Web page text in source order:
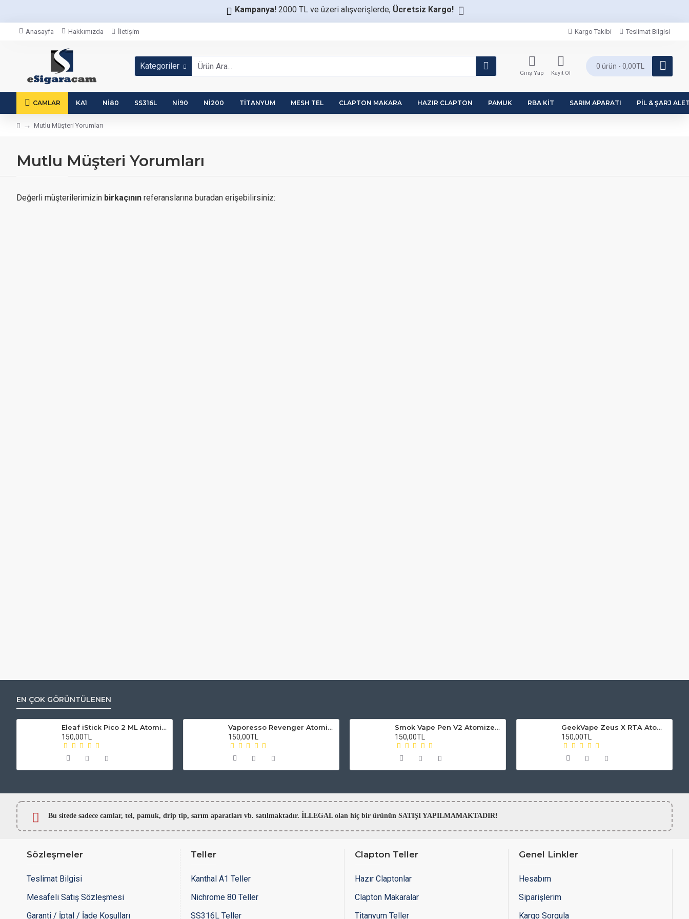
Kampanya! 2000 TL ve üzeri alışverişlerde, Ücretsiz Kargo!
Anasayfa Hakkımızda İletişim Kargo Takibi Teslimat Bilgisi
Kategoriler
Giriş Yap Kayıt Ol
0 ürün - 0,00TL
CAMLAR KA1 NI80 SS316L NI90 NI200 TITANYUM MESH TEL CLAPTON MAKARA HAZIR CLAPTON PAMUK RBA KIT SARIM APARATI PIL & ŞARJ
Mutlu Müşteri Yorumları
Mutlu Müşteri Yorumları
Değerli müşterilerimizin birkaçının referanslarına buradan erişebilirsiniz:
EN ÇOK GÖRÜNTÜLENEN
Eleaf iStick Pico 2 ML Atomizer Camı
150,00TL
Vaporesso Revenger Atomizer Camı
150,00TL
Smok Vape Pen V2 Atomizer Camı
150,00TL
GeekVape Zeus X RTA Atomizer Camı
150,00TL
Bu sitede sadece camlar, tel, pamuk, drip tip, sarım aparatları vb. satılmaktadır. İLLEGAL olan hiç bir ürünün SATIŞI YAPILMAMAKTADIR!
Sözleşmeler
Teslimat Bilgisi
Mesafeli Satış Sözleşmesi
Garanti / İptal / İade Koşulları
Teller
Kanthal A1 Teller
Nichrome 80 Teller
SS316L Teller
Clapton Teller
Hazır Claptonlar
Clapton Makaralar
Titanyum Teller
Genel Linkler
Hesabım
Siparişlerim
Kargo Sorgula